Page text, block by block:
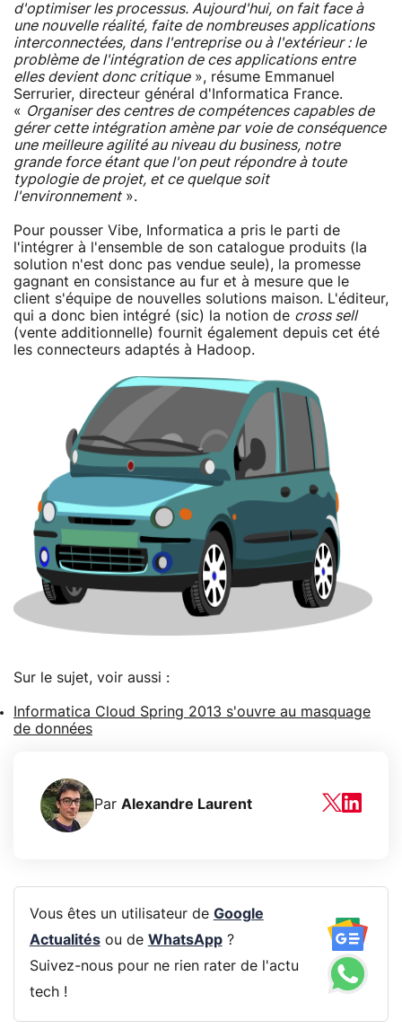
d'optimiser les processus. Aujourd'hui, on fait face à
une nouvelle réalité, faite de nombreuses applications
interconnectées, dans l'entreprise ou à l'extérieur : le
problème de l'intégration de ces applications entre
elles devient donc critique», résume Emmanuel
Serrurier, directeur général d'Informatica France.
« Organiser des centres de compétences capables de
gérer cette intégration amène par voie de conséquence
une meilleure agilité au niveau du business, notre
grande force étant que l'on peut répondre à toute
typologie de projet, et ce quelque soit
l'environnement».
Pour pousser Vibe, Informatica a pris le parti de
l'intégrer à l'ensemble de son catalogue produits (la
solution n'est donc pas vendue seule), la promesse
gagnant en consistance au fur et à mesure que le
client s'équipe de nouvelles solutions maison. L'éditeur,
qui a donc bien intégré (sic) la notion de cross sell
(vente additionnelle) fournit également depuis cet été
les connecteurs adaptés à Hadoop.
Sur le sujet, voir aussi :
Informatica Cloud Spring 2013 s'ouvre au masquage
de données
Par Alexandre Laurent
Vous êtes un utilisateur de Google
Actualitésou de WhatsApp?
Suivez-nous pour ne rien rater de l'actu
tech !